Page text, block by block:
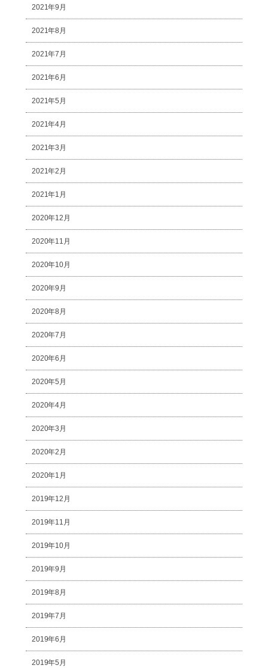
2021年9月
2021年8月
2021年7月
2021年6月
2021年5月
2021年4月
2021年3月
2021年2月
2021年1月
2020年12月
2020年11月
2020年10月
2020年9月
2020年8月
2020年7月
2020年6月
2020年5月
2020年4月
2020年3月
2020年2月
2020年1月
2019年12月
2019年11月
2019年10月
2019年9月
2019年8月
2019年7月
2019年6月
2019年5月